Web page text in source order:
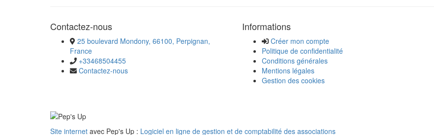
Contactez-nous
25 boulevard Mondony, 66100, Perpignan,
France
+33468504455
Contactez-nous
Informations
Créer mon compte
Politique de confidentialité
Conditions générales
Mentions légales
Gestion des cookies
Site internet avec Pep's Up : Logiciel en ligne de gestion et de comptabilité des associations